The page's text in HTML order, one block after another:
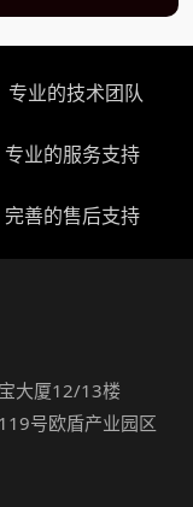
专业的技术团队
专业的服务支持
完善的售后支持
大厦12/13楼
号欧盾产业园区